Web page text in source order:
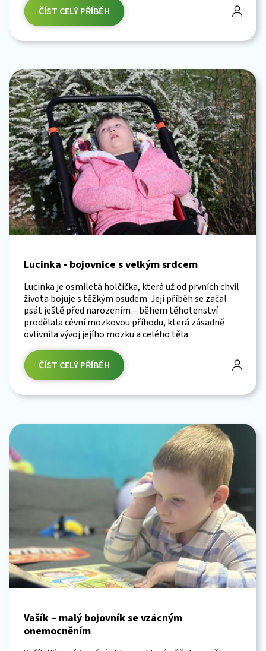
ČÍST CELÝ PŘÍBĚH
Lucinka - bojovnice s velkým srdcem
Lucinka je osmiletá holčička, která už od prvních chvil
života bojuje s těžkým osudem. Její příběh se začal
psát ještě před narozením – během těhotenství
prodělala cévní mozkovou příhodu, která zásadně
ovlivnila vývoj jejího mozku a celého těla.
ČÍST CELÝ PŘÍBĚH
Vašík – malý bojovník se vzácným
onemocněním